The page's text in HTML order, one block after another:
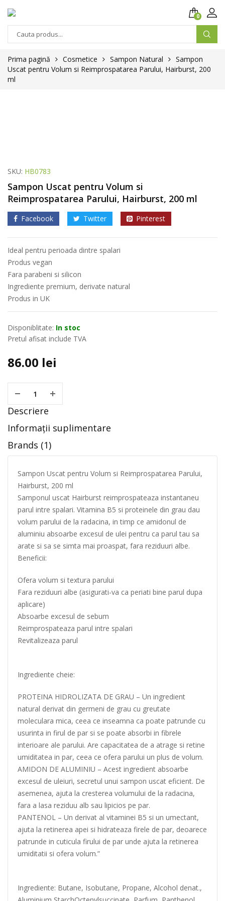
0
Prima pagină Cosmetice Sampon Natural
Sampon
Uscat pentru Volum si Reimprospatarea Parului, Hairburst, 200
ml
SKU: HB0783
Sampon Uscat pentru Volum si
Reimprospatarea Parului, Hairburst, 200 ml
Facebook Twitter Pinterest
Ideal pentru perioada dintre spalari
Produs vegan
Fara parabeni si silicon
Ingrediente premium, derivate natural
Produs in UK
Disponiblitate: In stoc
Pretul afisat include TVA
86.00 lei
Descriere
Informații suplimentare
Brands (1)
Sampon Uscat pentru Volum si Reimprospatarea Parului,
Hairburst, 200 ml
Samponul uscat Hairburst reimprospateaza instantaneu
parul intre spalari. Vitamina B5 si proteinele din grau dau
volum parului de la radacina, in timp ce amidonul de
aluminiu absoarbe excesul de ulei pentru ca parul tau sa
arate si sa se simta mai proaspat, fara reziduuri albe.
Beneficii:
Ofera volum si textura parului
Fara reziduuri albe (asigurati-va ca periati bine parul dupa
aplicare)
Absoarbe excesul de sebum
Reimprospateaza parul intre spalari
Revitalizeaza parul
Ingrediente cheie:
PROTEINA HIDROLIZATA DE GRAU – Un ingredient
natural derivat din germeni de grau cu greutate
moleculara mica, ceea ce inseamna ca poate patrunde cu
usurinta in firul de par si se poate absorbi in fibrele
interioare ale parului. Are capacitatea de a atrage si retine
umiditatea in par, ceea ce ofera parului un plus de volum.
AMIDON DE ALUMINIU – Acest ingredient absoarbe
excesul de uleiuri, secretul unui sampon uscat eficient. De
asemenea, ajuta la cresterea volumului de la radacina,
fara a lasa reziduu alb sau lipicios pe par.
PANTENOL – Un derivat al vitaminei B5 si un umectant,
ajuta la retinerea apei si hidrateaza firele de par, deoarece
patrunde in cuticula firului de par unde ajuta la retinerea
umiditatii si ofera volum.”
Ingrediente: Butane, Isobutane, Propane, Alcohol denat.,